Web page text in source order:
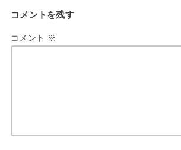
コメントを残す
コメント ※